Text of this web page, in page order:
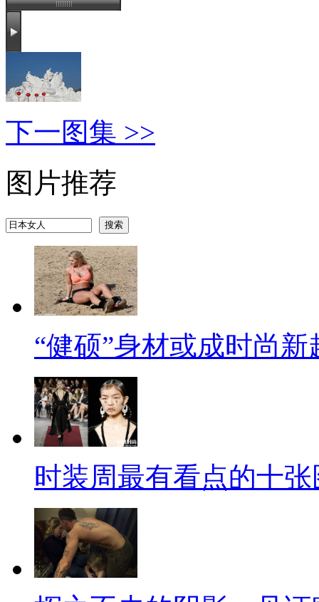
下一图集 >>
图片推荐
“健硕”身材或成时尚新
时装周最有看点的十张